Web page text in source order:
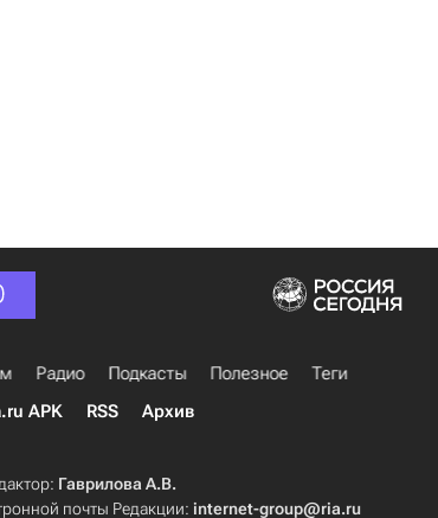
Радио Подкасты Полезное
Теги
APK RSS Архив
Гаврилова А.В.
почты Редакции:internet-group@ria.ru